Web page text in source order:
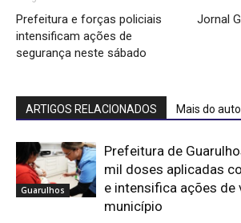
Prefeitura e forças policiais
intensificam ações de
segurança neste sábado
Jornal
ARTIGOS RELACIONADOS Mais do
Guarulhos
Prefeitura de
mil doses aplicadas
e intensifica ações de
município